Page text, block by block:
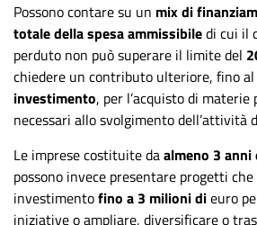
Possono contare su un mix di
totale della spesa ammissibiledi cui il
perduto non può superare il limite del
chiedere un contributo ulteriore, fino al
investimento, per l’acquisto di materie
necessari allo svolgimento dell’attività
Le imprese costituite daalmeno 3
possono invece presentare progetti
investimentofino a 3 milioni dieuro
iniziative o ampliare, diversificare o